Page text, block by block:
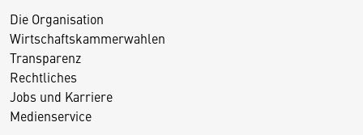
Die Organisation
Wirtschaftskammerwahlen
Transparenz
Rechtliches
Jobs und Karriere
Medienservice